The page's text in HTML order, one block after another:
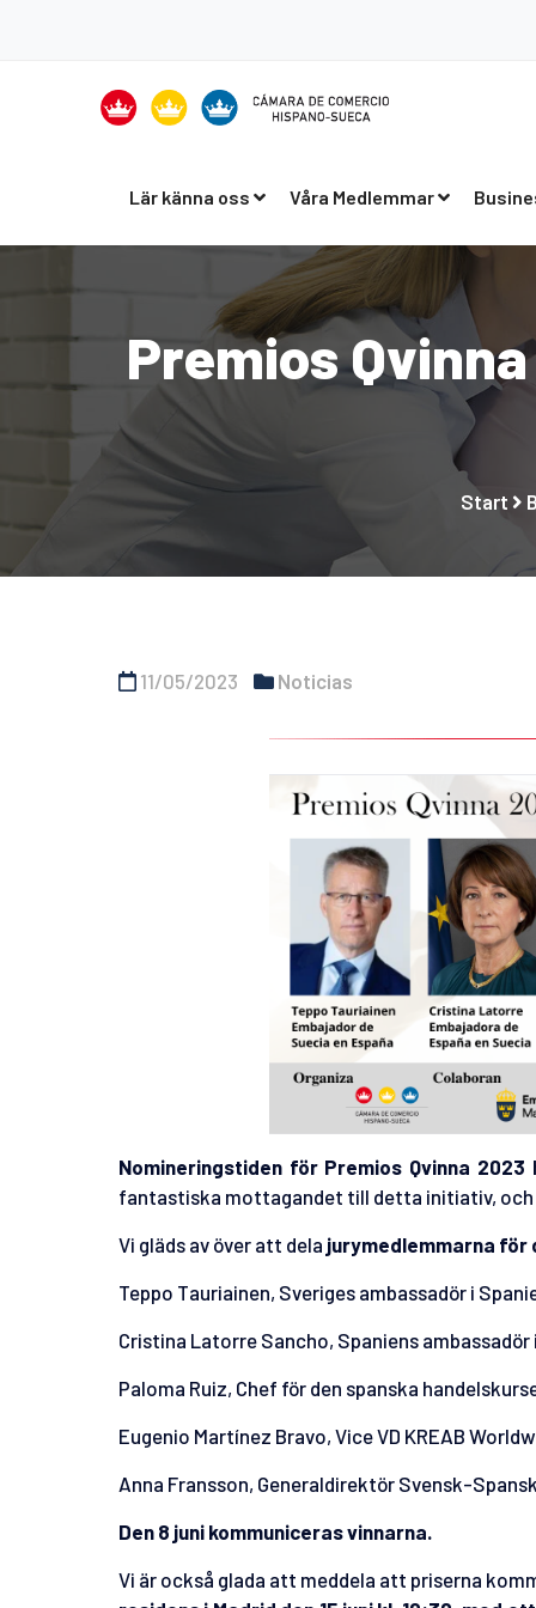
Lär känna oss Våra Medlemmar
Premios
Start
11/05/2023 Noticias
Nomineringstiden för Premios Qvinna
fantastiska mottagandet till detta initiativ, och
Vi gläds av över att dela jurymedlemmarna för
Teppo Tauriainen, Sveriges ambassadör i
Cristina Latorre Sancho, Spaniens ambassadör
Paloma Ruiz, Chef för den spanska
Eugenio Martínez Bravo, Vice VD KREAB
Anna Fransson, Generaldirektör Svensk-
Den 8 juni kommuniceras vinnarna.
Vi är också glada att meddela att priserna